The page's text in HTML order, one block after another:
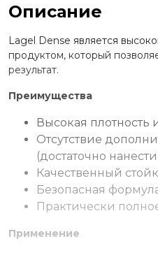
Описание
Lagel Dense является
продуктом, который
результат.
Преимущества
Высокая плотность
Отсутствие
(достаточно
Качественный
Безопасная
Практически
Применение